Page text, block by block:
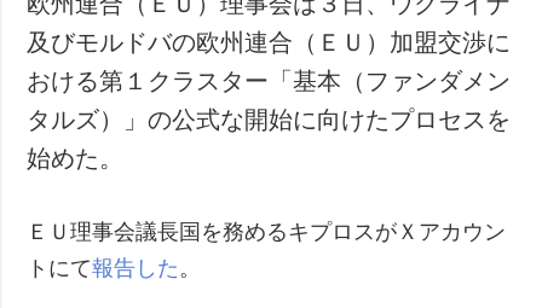
及びモルドバの欧州連合（ＥＵ）加盟交渉に
おける第１クラスター「基本（ファンダメン
タルズ）」の公式な開始に向けたプロセスを
始めた。
ＥＵ理事会議長国を務めるキプロスがＸアカウン
トにて報告した 。